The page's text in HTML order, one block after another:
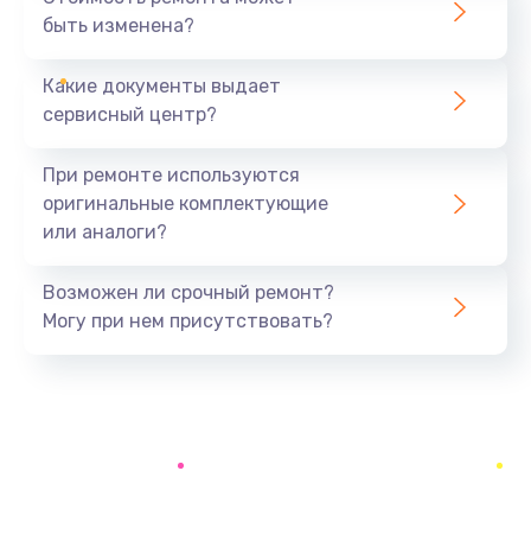
Замена задней крышки устройства
Замена микросхемы (звук, контроллер,
Заказать
быть изменена?
Какие документы выдает
сервисный центр?
При ремонте используются
оригинальные комплектующие
или аналоги?
Возможен ли срочный ремонт?
Могу при нем присутствовать?